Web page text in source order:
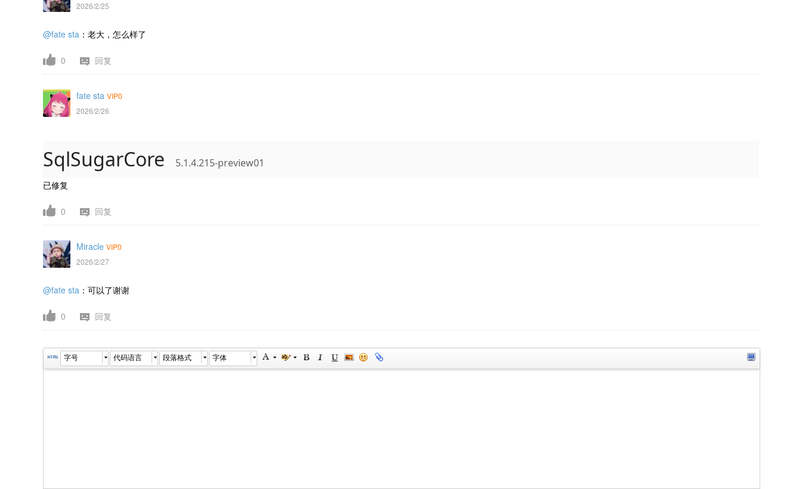
2026/2/25
@fate sta ：老大，怎么样了
0 回复
fate sta VIP0
2026/2/26
SqlSugarCore 5.1.4.215-preview01
已修复
0 回复
Miracle VIP0
2026/2/27
@fate sta ：可以了谢谢
0 回复
字号 代码语言 段落格式 字体